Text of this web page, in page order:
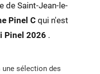
de Saint-Jean-le-
Pinel Cqui n'est
Pinel 2026 .
sélection des